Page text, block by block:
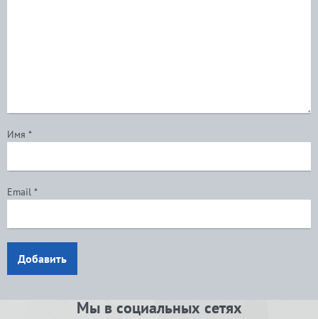
Имя *
Email *
Добавить
Мы в социальных сетях